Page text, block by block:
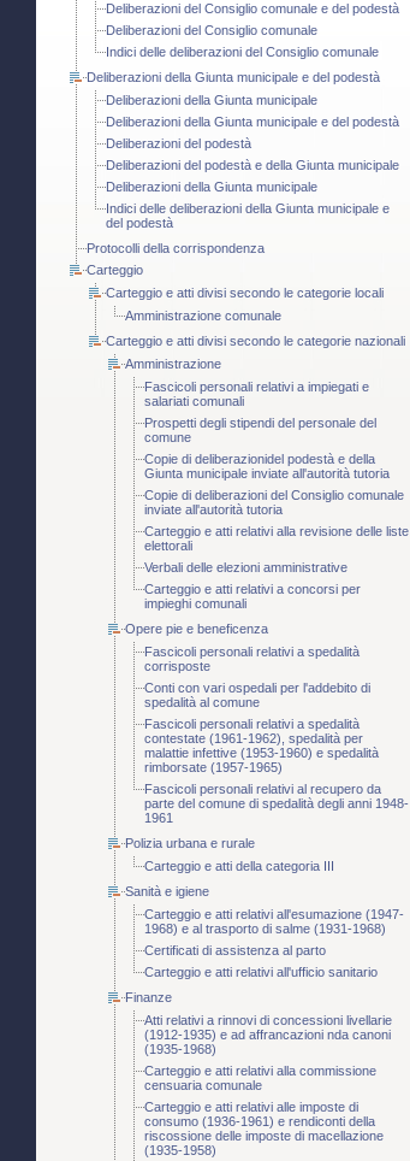
Deliberazioni del Consiglio comunale e del podestà
Deliberazioni del Consiglio comunale
Indici delle deliberazioni del Consiglio comunale
Deliberazioni della Giunta municipale e del podestà
Deliberazioni della Giunta municipale
Deliberazioni della Giunta municipale e del podestà
Deliberazioni del podestà
Deliberazioni del podestà e della Giunta municipale
Deliberazioni della Giunta municipale
Indici delle deliberazioni della Giunta municipale e
del podestà
Protocolli della corrispondenza
Carteggio
Carteggio e atti divisi secondo le categorie locali
Amministrazione comunale
Carteggio e atti divisi secondo le categorie nazionali
Amministrazione
Fascicoli personali relativi a impiegati e
salariati comunali
Prospetti degli stipendi del personale del
comune
Copie di deliberazionidel podestà e della
Giunta municipale inviate all'autorità tutoria
Copie di deliberazioni del Consiglio comunale
inviate all'autorità tutoria
Carteggio e atti relativi alla revisione delle liste
elettorali
Verbali delle elezioni amministrative
Carteggio e atti relativi a concorsi per
impieghi comunali
Opere pie e beneficenza
Fascicoli personali relativi a spedalità
corrisposte
Conti con vari ospedali per l'addebito di
spedalità al comune
Fascicoli personali relativi a spedalità
contestate (1961-1962), spedalità per
malattie infettive (1953-1960) e spedalità
rimborsate (1957-1965)
Fascicoli personali relativi al recupero da
parte del comune di spedalità degli anni 1948-
1961
Polizia urbana e rurale
Carteggio e atti della categoria III
Sanità e igiene
Carteggio e atti relativi all'esumazione (1947-
1968) e al trasporto di salme (1931-1968)
Certificati di assistenza al parto
Carteggio e atti relativi all'ufficio sanitario
Finanze
Atti relativi a rinnovi di concessioni livellarie
(1912-1935) e ad affrancazioni nda canoni
(1935-1968)
Carteggio e atti relativi alla commissione
censuaria comunale
Carteggio e atti relativi alle imposte di
consumo (1936-1961) e rendiconti della
riscossione delle imposte di macellazione
(1935-1958)